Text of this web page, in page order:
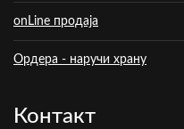
onLine продаја
Ордера - наручи храну
Контакт